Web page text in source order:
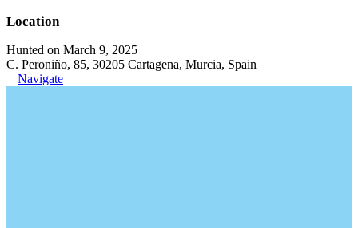
Location
Hunted on March 9, 2025
C. Peroniño, 85, 30205 Cartagena, Murcia, Spain
Navigate